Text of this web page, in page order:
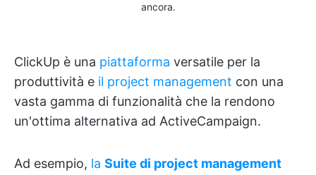
ancora.
ClickUp è una piattaforma versatile per la
produttività e il project management con una
vasta gamma di funzionalità che la rendono
un'ottima alternativa ad ActiveCampaign.
Ad esempio, la Suite di project management